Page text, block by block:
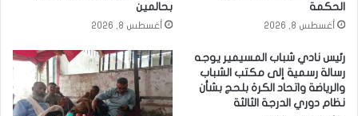
الحكمة
أغسطس 8, 2026
بحالمين
أغسطس 8, 2026
رئيس نادي شباب المسيمير يوجه
رسالة رسمية إلى مكتب الشباب
والرياضة واتحاد الكرة بلحج بشأن
نظام دوري الدرجة الثالثة